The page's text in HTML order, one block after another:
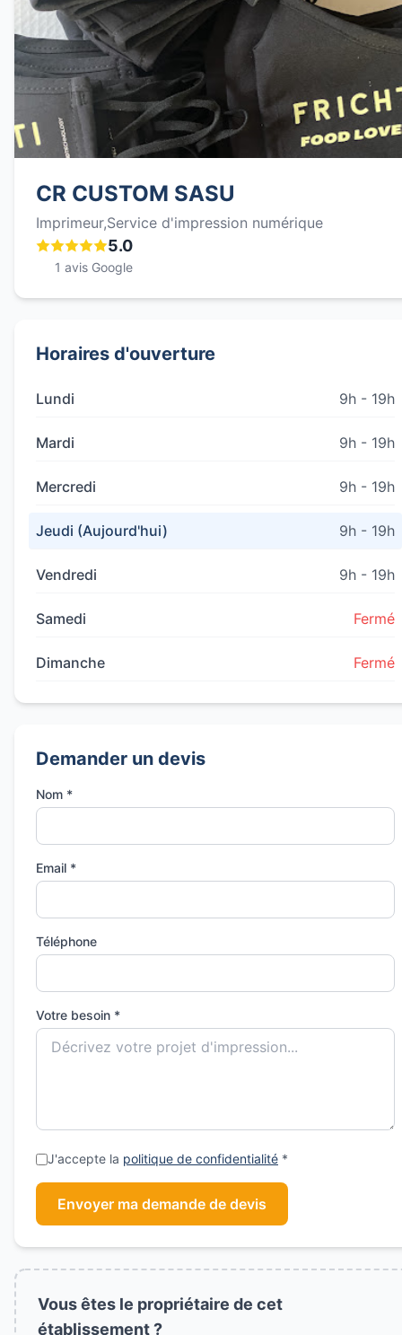
CR CUSTOM SASU
Imprimeur,Service d'impression numérique
5.0
1 avis Google
Horaires d'ouverture
Lundi 9h - 19h
Mardi 9h - 19h
Mercredi 9h - 19h
Jeudi (Aujourd'hui) 9h - 19h
Vendredi 9h - 19h
Samedi Fermé
Dimanche Fermé
Demander un devis
Nom *
Email *
Téléphone
Votre besoin *
J'accepte la politique de confidentialité *
Envoyer ma demande de devis
Vous êtes le propriétaire de cet
établissement ?